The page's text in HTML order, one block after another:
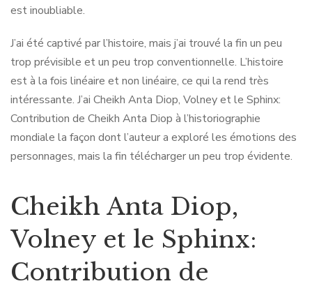
est inoubliable.
J’ai été captivé par l’histoire, mais j’ai trouvé la fin un peu
trop prévisible et un peu trop conventionnelle. L’histoire
est à la fois linéaire et non linéaire, ce qui la rend très
intéressante. J’ai Cheikh Anta Diop, Volney et le Sphinx:
Contribution de Cheikh Anta Diop à l’historiographie
mondiale la façon dont l’auteur a exploré les émotions des
personnages, mais la fin télécharger un peu trop évidente.
Cheikh Anta Diop,
Volney et le Sphinx:
Contribution de